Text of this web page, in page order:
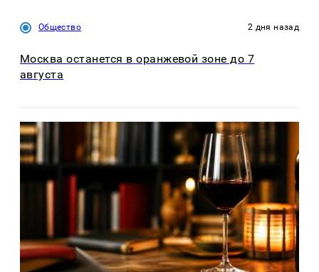
Общество 2 дня назад
Москва останется в оранжевой зоне до 7
августа